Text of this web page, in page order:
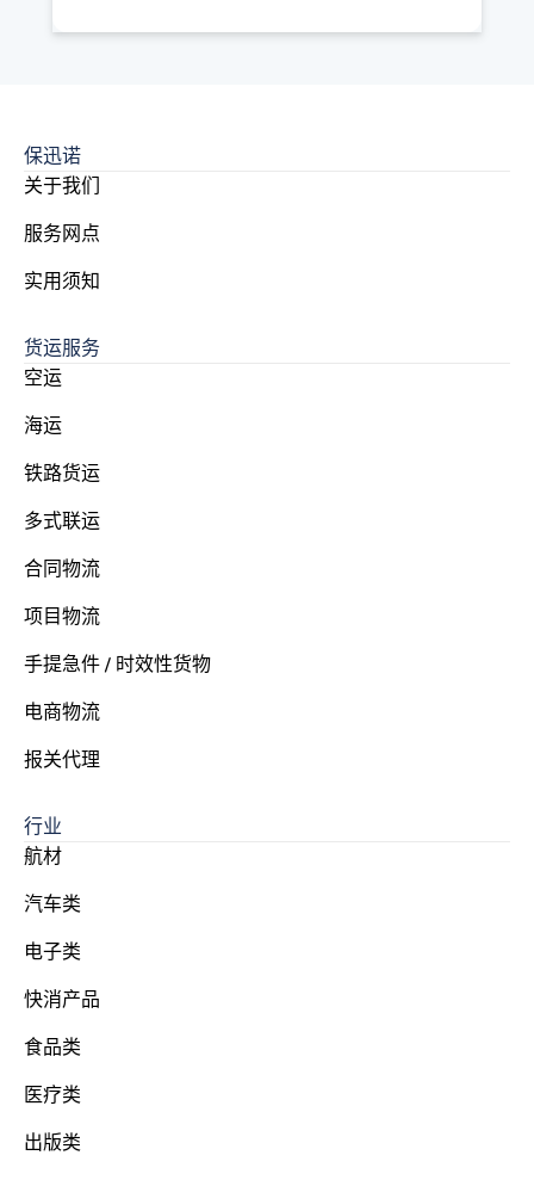
保迅诺
关于我们
服务网点
实用须知
货运服务
空运
海运
铁路货运
多式联运
合同物流
项目物流
手提急件 / 时效性货物
电商物流
报关代理
行业
航材
汽车类
电子类
快消产品
食品类
医疗类
出版类